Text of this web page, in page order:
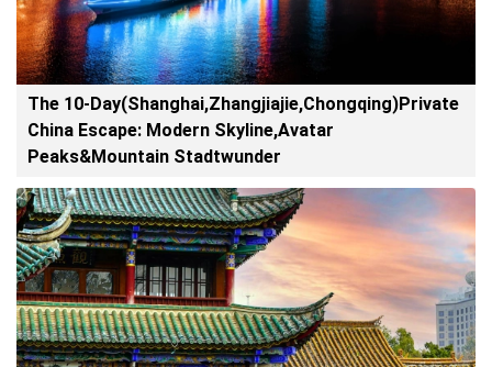
The 10-Day(Shanghai,Zhangjiajie,Chongqing)Private
China Escape: Modern Skyline,Avatar
Peaks&Mountain Stadtwunder